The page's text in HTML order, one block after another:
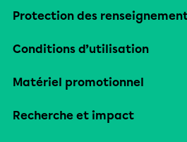
Protection des
Conditions d’utilisation
Matériel promotionnel
Recherche et impact